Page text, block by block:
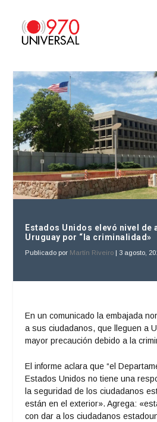
Estados Unidos elevó nivel de
Uruguay por “la criminalidad»
Publicado por Martín Riveiro | 3 agosto,
En un comunicado la embajada
a sus ciudadanos, que lleguen a
mayor precaución debido a la
El informe aclara que “el
Estados Unidos no tiene una
la seguridad de los ciudadanos
están en el exterior». Agrega:
con dar a los ciudadanos